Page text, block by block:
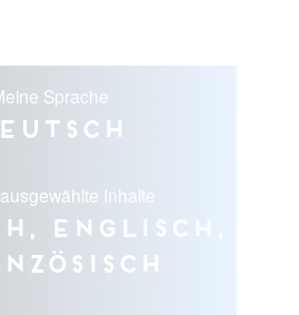
Sprache
Inhalte
Englisch,